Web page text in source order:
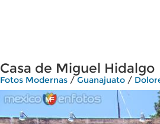
Casa de Miguel Hidalgo
Fotos Modernas / Guanajuato /